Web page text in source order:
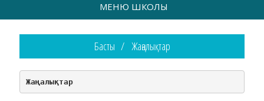
МЕНЮ ШКОЛЫ
Басты Жаңалықтар
Жаңалықтар